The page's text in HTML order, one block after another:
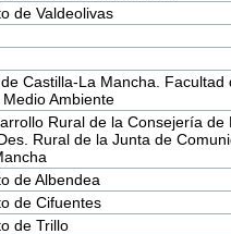
de Valdeolivas
Castilla-La Mancha. Facultad
Ambiente
Rural de la Consejería de
Rural de la Junta de
de Albendea
de Cifuentes
de Trillo